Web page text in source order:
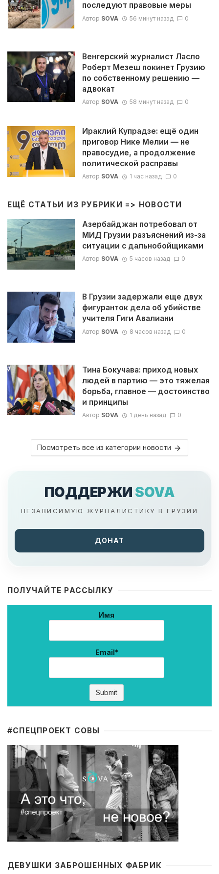
последуют правовые меры
Автор SOVA 56 минут назад 0
Венгерский журналист Ласло
Роберт Мезеш покинет Грузию
по собственному решению —
адвокат
Автор SOVA 58 минут назад 0
Ираклий Купрадзе: ещё один
приговор Нике Мелии — не
правосудие, а продолжение
политической расправы
Автор SOVA 1 час назад 0
ЕЩЁ СТАТЬИ ИЗ РУБРИКИ => НОВОСТИ
Азербайджан потребовал от
МИД Грузии разъяснений из-за
ситуации с дальнобойщиками
Автор SOVA 5 часов назад 0
В Грузии задержали еще двух
фигуранток дела об убийстве
учителя Гиги Авалиани
Автор SOVA 8 часов назад 0
Тина Бокучава: приход новых
людей в партию — это тяжелая
борьба, главное — достоинство
и принципы
Автор SOVA 1 день назад 0
Посмотреть все из категории новости
ПОДДЕРЖИ SOVA
НЕЗАВИСИМУЮ ЖУРНАЛИСТИКУ В ГРУЗИИ
ДОНАТ
ПОЛУЧАЙТЕ РАССЫЛКУ
Имя
Email*
#CПЕЦПРОЕКТ СОВЫ
ДЕВУШКИ ЗАБРОШЕННЫХ ФАБРИК